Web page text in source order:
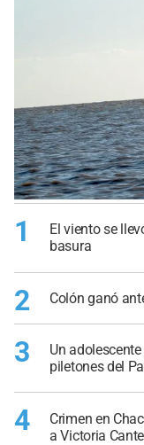
1
El viento se
basura
2 Colón ganó
3
Un
piletones del
4
Crimen en
a Victoria